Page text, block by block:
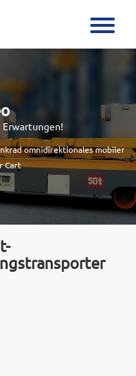
omnidirektionales mobiler
Cart